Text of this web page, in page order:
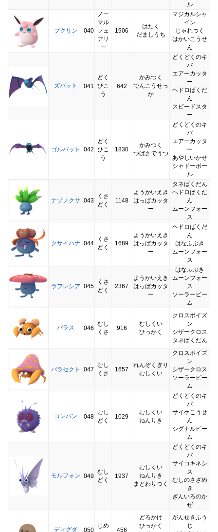
ル
プクリン 040
ノー
マル
フェ
アリ
ー
1906
はたく
だましうち
マジカルシャ
イン
じゃれつく
はかいこうせ
ん
ズバット 041
どく
ひこ
う
642
かみつく
でんこうせっ
か
どくどくのキ
バ
エアーカッタ
ー
ヘドロばくだ
ん
スピードスタ
ー
ゴルバット 042
どく
ひこ
う
1830
かみつく
つばさでうつ
どくどくのキ
バ
エアーカッタ
ー
あやしいかぜ
シャドーボー
ル
ナゾノクサ 043
くさ
どく
1148
ようかいえき
はっぱカッタ
ー
タネばくだん
ヘドロばくだ
ん
ムーンフォー
ス
クサイハナ 044
くさ
どく
1689
ようかいえき
はっぱカッタ
ー
ヘドロばくだ
ん
はなふぶき
ムーンフォー
ス
ラフレシア 045
くさ
どく
2367
ようかいえき
はっぱカッタ
ー
はなふぶき
ムーンフォー
ス
ソーラービー
ム
パラス 046
むし
くさ
916
むしくい
ひっかく
クロスポイズ
ン
シザークロス
タネばくだん
パラセクト 047
むし
くさ
1657
れんぞくぎり
むしくい
クロスポイズ
ン
シザークロス
ソーラービー
ム
コンパン 048
むし
どく
1029
むしくい
ねんりき
どくどくのキ
バ
サイケこうせ
ん
シグナルビー
ム
モルフォン 049
むし
どく
1937
むしくい
ねんりき
まとわりつく
どくどくのキ
バ
サイコキネシ
ス
むしのさざめ
き
ぎんいろのか
ぜ
ディグダ 050
じめ
456
どろかけ
ひっかく
がんせきふう
じ